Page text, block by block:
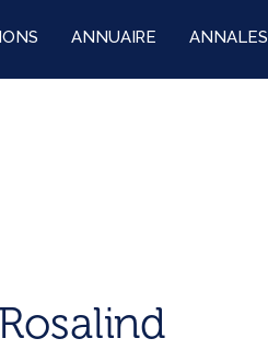
ANNUAIRE ANNALES